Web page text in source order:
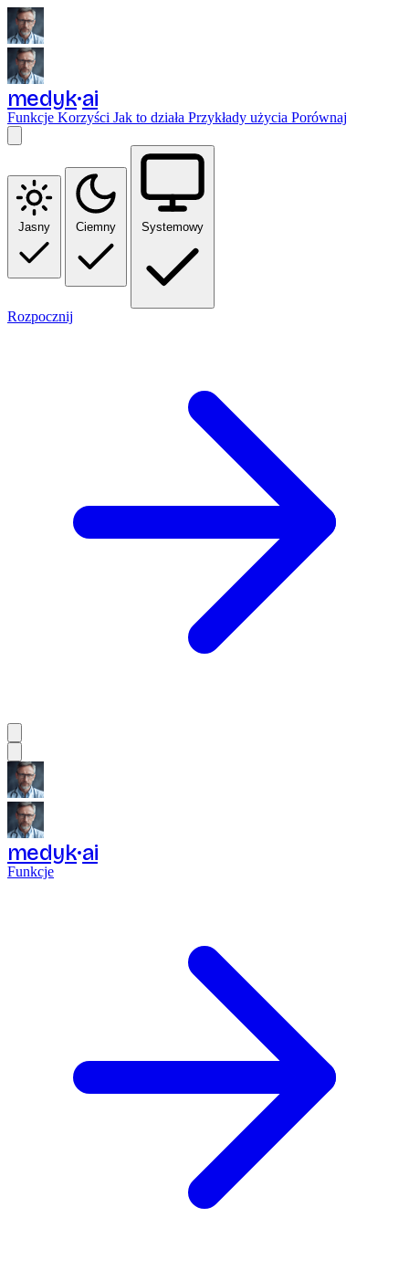
medyk ai
Funkcje Korzyści Jak to działa Przykłady użycia Porównaj
Jasny Ciemny Systemowy
Rozpocznij
medyk ai
Funkcje